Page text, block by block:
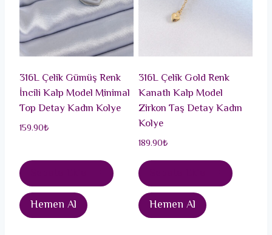
316L Çelik Gümüş Renk
İncili Kalp Model Minimal
Top Detay Kadın Kolye
159.90₺
Hemen Al
316L Çelik Gold Renk
Kanatlı Kalp Model
Zirkon Taş Detay Kadın
Kolye
189.90₺
Hemen Al